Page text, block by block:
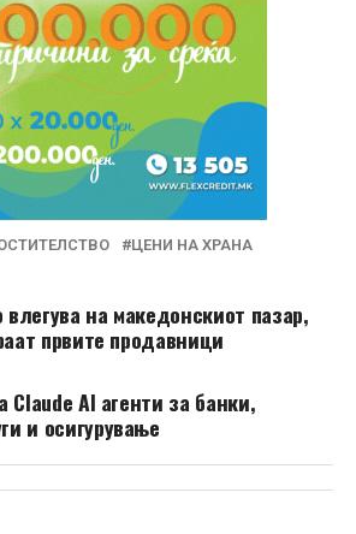
ЦЕНИ НА ХРАНА
влегува на македонскиот пазар,
првите продавници
AI агенти за банки,
и осигурување